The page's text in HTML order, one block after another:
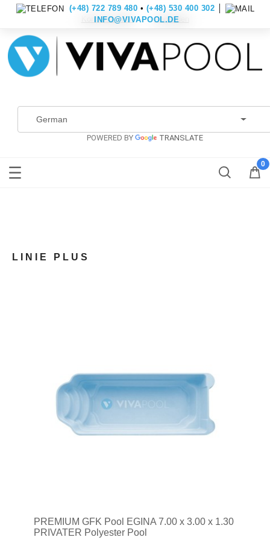
Konto erstellen Anmelden
POWERED BY TRANSLATE
(+48) 722 789 480 • (+48) 530 400 302
INFO@VIVAPOOL.DE
LINIE PLUS
PREMIUM GFK Pool EGINA 7.00 x 3.00 x 1.30
PRIVATER Polyester Pool